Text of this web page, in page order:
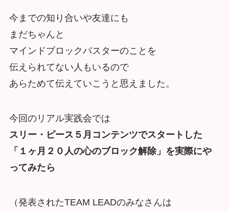
今までの知り合いや友達にも
まだちゃんと
マインドブロックバスターのことを
伝えられてない人もいるので
あらためて伝えていこうと思えました。
今回のリアル実践会では
スリー・ピース５月コンテンツでスタートした
「１ヶ月２０人の心のブロック解除」を実際にや
ってみたら
（発表されたTEAM LEADのみなさんは